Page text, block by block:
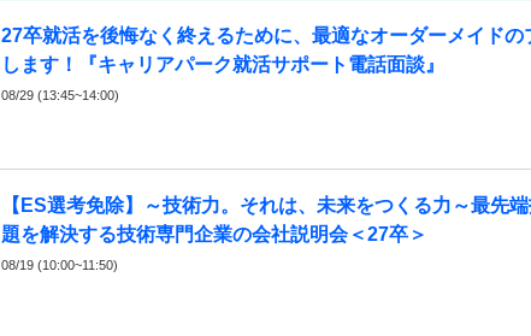
27卒就活を後悔なく終えるために、最適なオーダーメイドの
します！『キャリアパーク就活サポート電話面談』
08/29 (13:45~14:00)
【ES選考免除】～技術力。それは、未来をつくる力～最先
題を解決する技術専門企業の会社説明会＜27卒＞
08/19 (10:00~11:50)